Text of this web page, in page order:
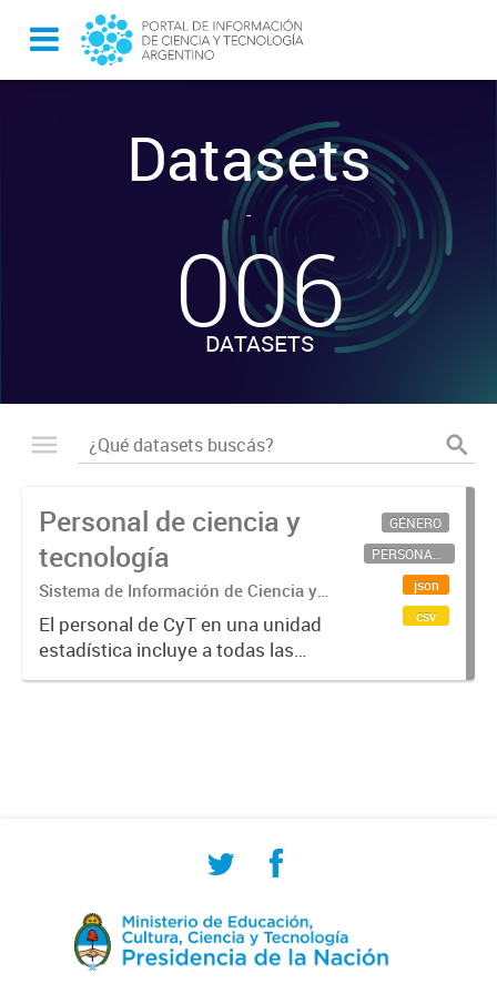
Datasets
-
006
DATASETS
Personal de ciencia y
tecnología
Sistema de Información de Ciencia y
Tecnología Argentino (SICYTAR)
El personal de CyT en una unidad
estadística incluye a todas las
personas involucradas
GÉNERO
PERSONAL CIENTÍFICO-TECNOLÓGICO
json
csv